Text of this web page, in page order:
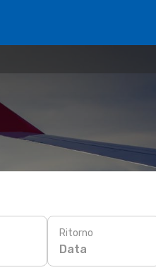
Ritorno
Data